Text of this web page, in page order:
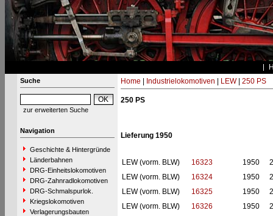
Suche
zur erweiterten Suche
Navigation
Geschichte & Hintergründe
Länderbahnen
DRG-Einheitslokomotiven
DRG-Zahnradlokomotiven
DRG-Schmalspurlok.
Kriegslokomotiven
Verlagerungsbauten
Home Industrielokomotiven LEW| 250 PS
250 PS
Lieferung 1950
LEW (vorm. BLW) 16323 1950
LEW (vorm. BLW)
16324 1950
LEW (vorm. BLW)
16325 1950
LEW (vorm. BLW)
16326 1950